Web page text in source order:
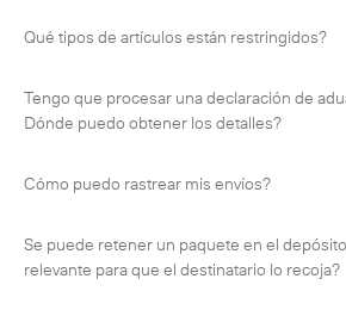
Qué tipos de artículos están restringidos?
Tengo que procesar una declaración de
Dónde puedo obtener los detalles?
Cómo puedo rastrear mis envíos?
Se puede retener un paquete en el
relevante para que el destinatario lo recoja?
-Hibrido
-Next Flight Out (NFO)